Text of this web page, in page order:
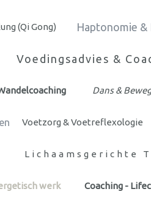
(Qi Gong) Haptonomie
Voedingsadvies &
Dans &
Voetzorg & Voetreflexologie
Lichaamsgerichte
werk Coaching -